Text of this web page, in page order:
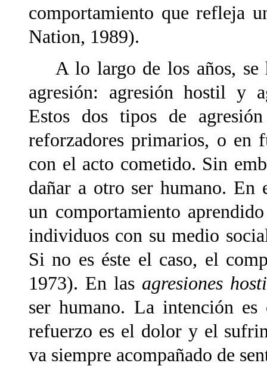
comportamiento que refleja
Nation, 1989).
A lo largo de los años, se
agresión: agresión hostil y
Estos dos tipos de
reforzadores primarios, o en
con el acto cometido. Sin
dañar a otro ser humano. En
un comportamiento
individuos con su medio
Si no es éste el caso, el
1973). En las agresiones
ser humano. La intención
refuerzo es el dolor y el
va siempre acompañado de